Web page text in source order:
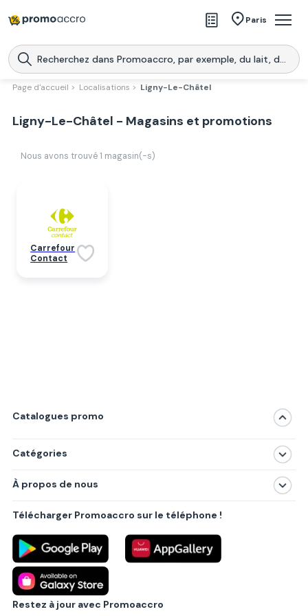
Paris
Magasins
Produits
Promoaccro
l'application
Page d'accueil > Localisations > Ligny-Le-Châtel
Ligny-Le-Châtel - Magasins et promotions
Nous avons trouvé 1 magasin(-s)
Carrefour
Contact
Catalogues promo
Catégories
Produits
Villes principales
À propos de nous
Politique de confidentialité
Règlements
Partenariat B2B
Blog
Contact
Télécharger Promoaccro sur le téléphone !
Restez à jour avec Promoaccro